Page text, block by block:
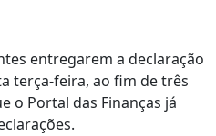
entregarem a declaração
terça-feira, ao fim de três
o Portal das Finanças já